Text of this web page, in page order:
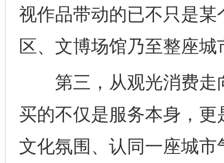
视作品带动的已不只是
区、文博场馆乃至整座
第三，从观光消费走
买的不仅是服务本身，
文化氛围、认同一座城市